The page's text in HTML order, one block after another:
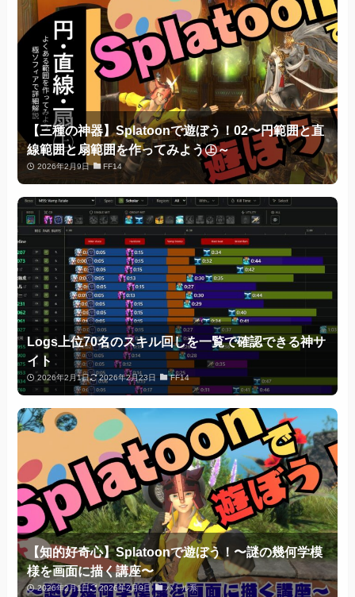
【三種の神器】Splatoonで遊ぼう！02〜円範囲と直
線範囲と扇範囲を作ってみよう㊤～
2026年2月9日 FF14
Logs上位70名のスキル回しを一覧で確認できる神サ
イト
2026年2月1日 2026年2月23日 FF14
【知的好奇心】Splatoonで遊ぼう！〜謎の幾何学模
様を画面に描く講座〜
2026年2月1日 2026年2月9日 バトル系